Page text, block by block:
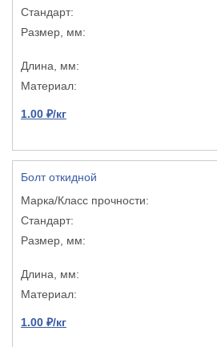
1.00 ₽/кг
Болт откидной
1.00 ₽/кг